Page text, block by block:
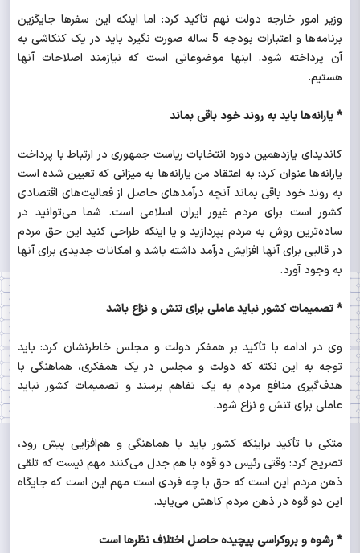
وزیر امور خارجه دولت نهم تأکید کرد: اما اینکه این سفرها جایگزین
برنامه‌ها و اعتبارات بودجه 5 ساله صورت نگیرد باید در یک کنکاشی به
آن پرداخته شود. اینها موضوعاتی است که نیازمند اصلاحات آنها
هستیم.
* یارانه‌ها باید به روند خود باقی بماند
کاندیدای یازدهمین دوره انتخابات ریاست جمهوری در ارتباط با پرداخت
یارانه‌ها عنوان کرد: به اعتقاد من یارانه‌ها به میزانی که تعیین شده است
به روند خود باقی بماند آنچه درآمدهای حاصل از فعالیت‌های اقتصادی
کشور است برای مردم غیور ایران اسلامی است. شما می‌توانید در
ساده‌‌ترین روش به مردم بپردازید و یا اینکه طراحی کنید این حق مردم
در قالبی برای آنها افزایش درآمد داشته باشد و امکانات جدیدی برای آنها
به وجود آورد.
* تصمیمات کشور نباید عاملی برای تنش و نزاع باشد
وی در ادامه با تأکید بر همفکر دولت و مجلس خاطرنشان کرد: باید
توجه به این نکته که دولت و مجلس در یک همفکری، هماهنگی با
هدف‌گیری منافع مردم به یک تفاهم برسند و تصمیمات کشور نباید
عاملی برای تنش و نزاع شود.
متکی با تأکید براینکه کشور باید با هماهنگی و هم‌افزایی پیش رود،
تصریح کرد: وقتی رئیس دو قوه با هم جدل می‌کنند مهم نیست که تلقی
ذهن مردم این است که حق با چه فردی است مهم این است که جایگاه
این دو قوه در ذهن مردم کاهش می‌یابد.
* رشوه و بروکراسی پیچیده حاصل اختلاف‌ نظرها است‌